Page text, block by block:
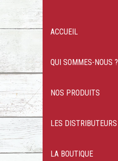
ACCUEIL
QUI SOMMES-NOUS ?
NOS PRODUITS
LES DISTRIBUTEURS
LA BOUTIQUE